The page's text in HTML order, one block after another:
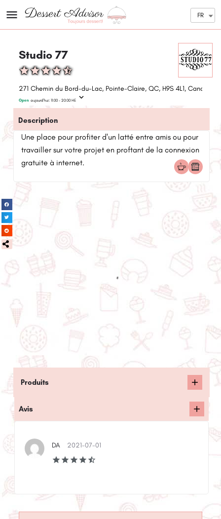
FR
Studio 77
271 Chemin du Bord-du-Lac, Pointe-Claire, QC, H9S 4L1, Canada
Open aujourd'hui: 11:00 - 20:00 HE
Description
Une place pour profiter d'un latté entre amis ou pour
travailler sur votre projet en proftant de la connexion
gratuite à internet.
Produits
Avis
DA 2021-07-01